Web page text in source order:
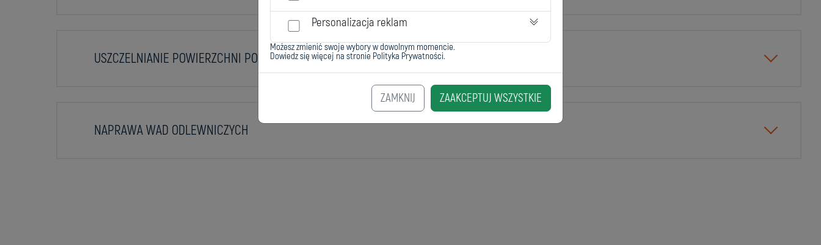
USZCZELNIANIE POWIERZCHNI POKRYW
NAPRAWA WAD ODLEWNICZYCH
Personalizacja reklam
Możesz zmienić swoje wybory w dowolnym momencie.
Dowiedz się więcej na stronie Polityka Prywatności.
ZAMKNIJ ZAAKCEPTUJ WSZYSTKIE